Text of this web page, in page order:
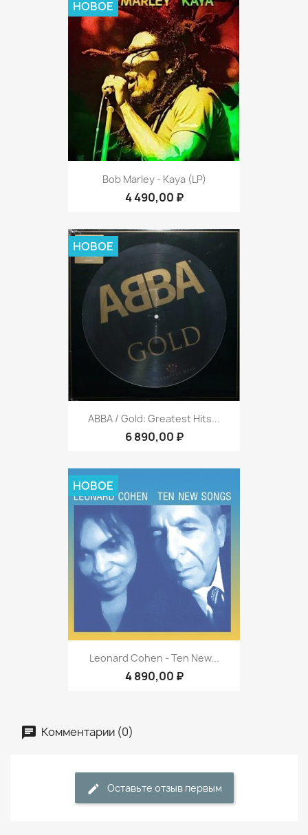
Bob Marley - Kaya (LP)
4 490,00 ₽
НОВОЕ
ABBA / Gold: Greatest Hits...
6 890,00 ₽
НОВОЕ
Leonard Cohen - Ten New...
4 890,00 ₽
НОВОЕ
Комментарии (0)
Оставьте отзыв первым